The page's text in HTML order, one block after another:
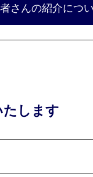
さんの紹介につ
します